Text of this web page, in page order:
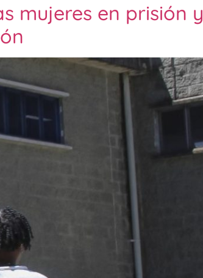
mujeres en prisión y